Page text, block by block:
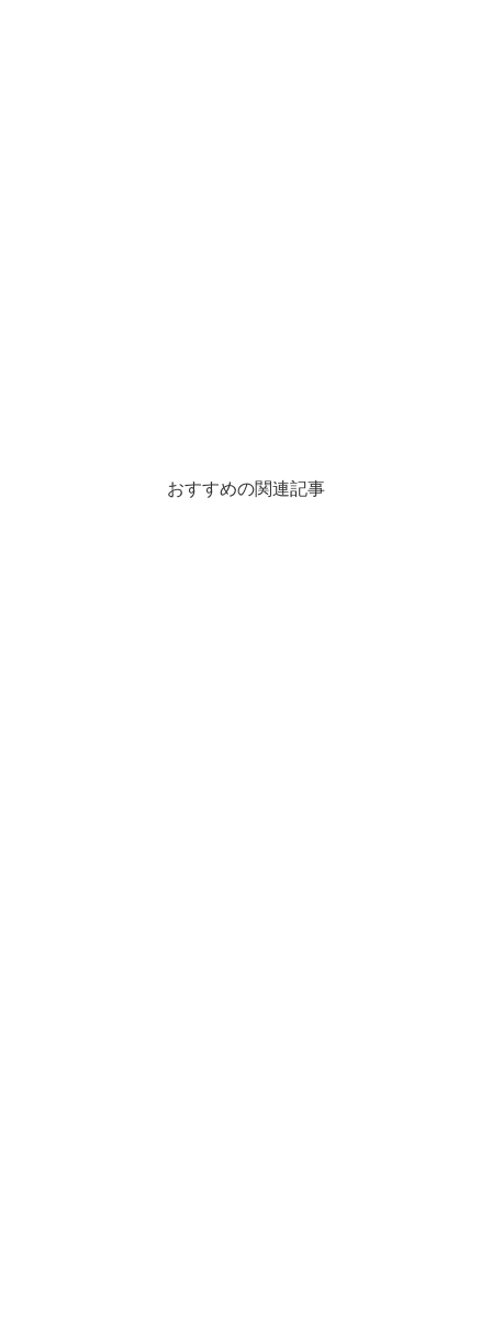
おすすめの関連記事